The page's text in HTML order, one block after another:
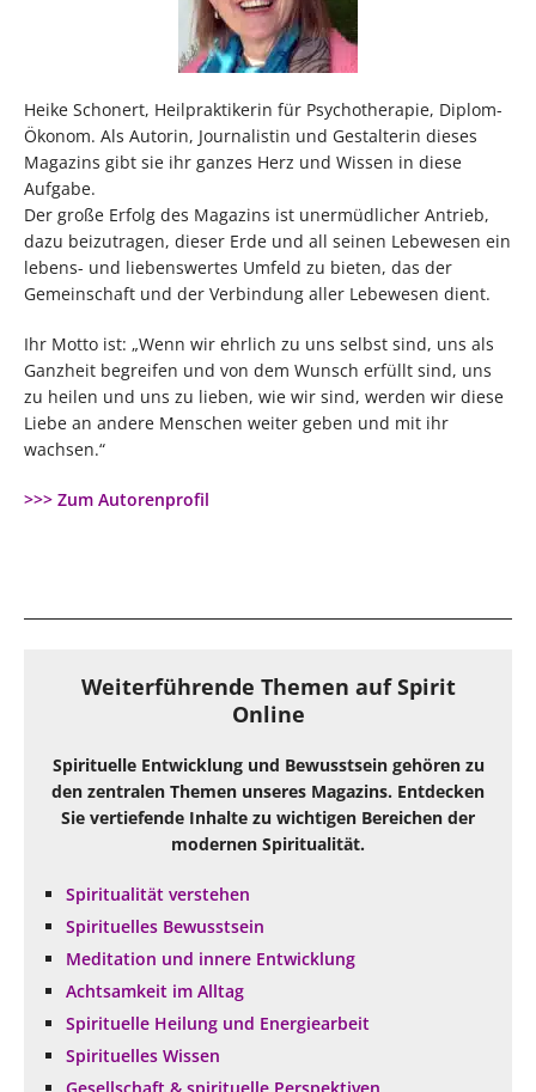
Heike Schonert, Heilpraktikerin für Psychotherapie, Diplom-
Ökonom. Als Autorin, Journalistin und Gestalterin dieses
Magazins gibt sie ihr ganzes Herz und Wissen in diese
Aufgabe.
Der große Erfolg des Magazins ist unermüdlicher Antrieb,
dazu beizutragen, dieser Erde und all seinen Lebewesen ein
lebens- und liebenswertes Umfeld zu bieten, das der
Gemeinschaft und der Verbindung aller Lebewesen dient.
Ihr Motto ist: „Wenn wir ehrlich zu uns selbst sind, uns als
Ganzheit begreifen und von dem Wunsch erfüllt sind, uns
zu heilen und uns zu lieben, wie wir sind, werden wir diese
Liebe an andere Menschen weiter geben und mit ihr
wachsen.“
>>> Zum Autorenprofil
Weiterführende Themen auf Spirit
Online
Spirituelle Entwicklung und Bewusstsein gehören zu
den zentralen Themen unseres Magazins. Entdecken
Sie vertiefende Inhalte zu wichtigen Bereichen der
modernen Spiritualität.
Spiritualität verstehen
Spirituelles Bewusstsein
Meditation und innere Entwicklung
Achtsamkeit im Alltag
Spirituelle Heilung und Energiearbeit
Spirituelles Wissen
Gesellschaft & spirituelle Perspektiven